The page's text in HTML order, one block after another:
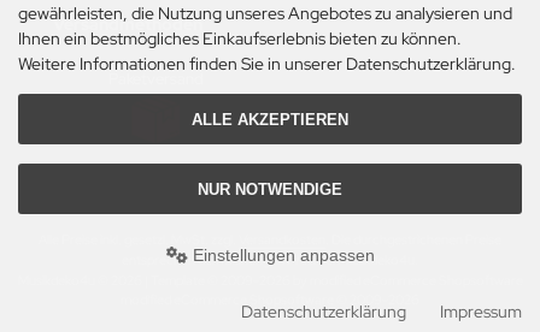
Versandmethoden
entsprechen dem bisherigen Preis bei Musikdeko4u.
gewährleisten, die Nutzung unseres Angebotes zu analysieren und
Ihnen ein bestmögliches Einkaufserlebnis bieten zu können.
Weitere Informationen finden Sie in unserer Datenschutzerklärung.
ALLE AKZEPTIEREN
NUR NOTWENDIGE
Einstellungen anpassen
Datenschutzerklärung Impressum